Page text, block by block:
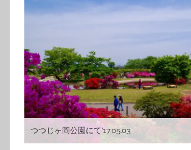
つつじヶ岡公園にて’17.05.03